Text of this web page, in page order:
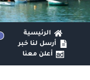
الرئيسية
أرسل لنا خبر
أعلن معنا